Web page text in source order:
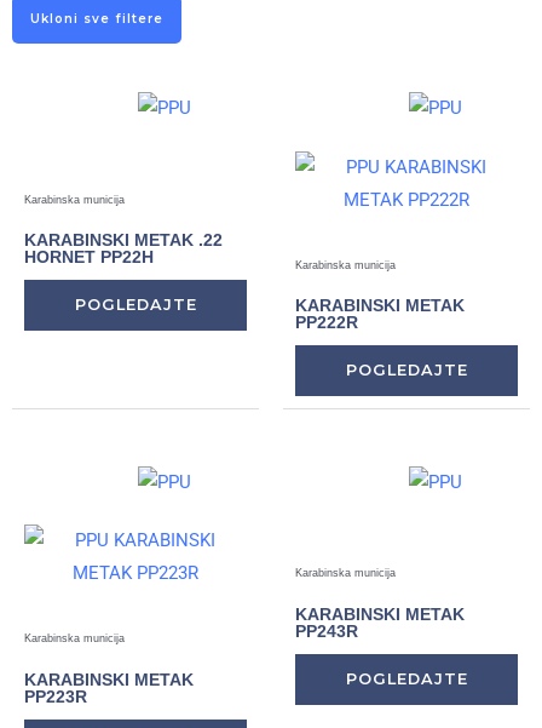
Ukloni sve filtere
Karabinska municija
KARABINSKI METAK .22
HORNET PP22H
POGLEDAJTE
Karabinska municija
KARABINSKI METAK
PP222R
POGLEDAJTE
Karabinska municija
KARABINSKI METAK
PP223R
Karabinska municija
KARABINSKI METAK
PP243R
POGLEDAJTE